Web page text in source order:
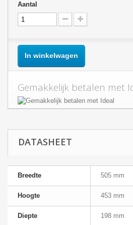
Aantal
In winkelwagen
Gemakkelijk betalen met
DATASHEET
Breedte 505 mm
Hoogte 453 mm
Diepte 198 mm